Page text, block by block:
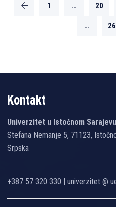
1 … 20
… 26
Kontakt
Univerzitet u Istočnom Sarajevu
Stefana Nemanje 5, 71123,
Srpska
+387 57 320 330 | univerzitet @